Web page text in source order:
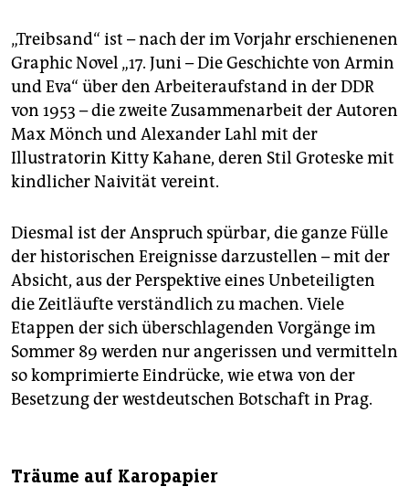
„Treibsand“ ist – nach der im Vorjahr erschienenen
Graphic Novel „17. Juni – Die Geschichte von Armin
und Eva“ über den Arbeiteraufstand in der DDR
von 1953 – die zweite Zusammenarbeit der Autoren
Max Mönch und Alexander Lahl mit der
Illustratorin Kitty Kahane, deren Stil Groteske mit
kindlicher Naivität vereint.
Diesmal ist der Anspruch spürbar, die ganze Fülle
der historischen Ereignisse darzustellen – mit der
Absicht, aus der Perspektive eines Unbeteiligten
die Zeitläufte verständlich zu machen. Viele
Etappen der sich überschlagenden Vorgänge im
Sommer 89 werden nur angerissen und vermitteln
so komprimierte Eindrücke, wie etwa von der
Besetzung der westdeutschen Botschaft in Prag.
Träume auf Karopapier